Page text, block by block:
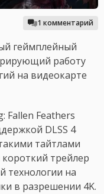
1 комментарий
геймплейный
работу
на видеокарте
Fallen Feathers
DLSS 4
тайтлами
трейлер
технологии на
в разрешении 4K.